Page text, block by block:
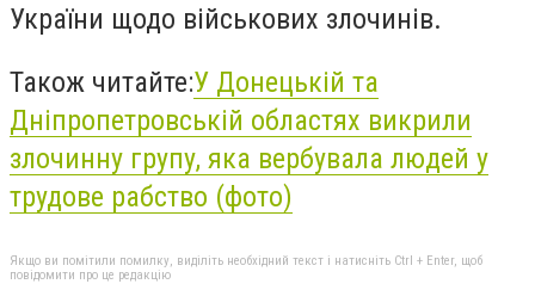
України щодо військових злочинів.
Також читайте:У Донецькій та
Дніпропетровській областях викрили
злочинну групу, яка вербувала людей у
трудове рабство (фото)
Якщо ви помітили помилку, виділіть необхідний текст і натисніть Ctrl + Enter, щоб
повідомити про це редакцію